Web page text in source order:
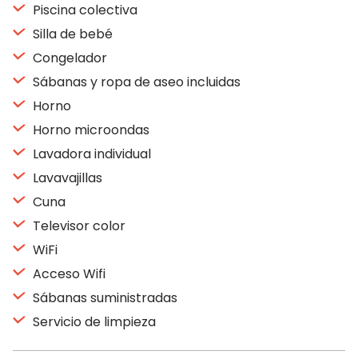
Piscina colectiva
Silla de bebé
Congelador
Sábanas y ropa de aseo incluidas
Horno
Horno microondas
Lavadora individual
Lavavajillas
Cuna
Televisor color
WiFi
Acceso Wifi
Sábanas suministradas
Servicio de limpieza